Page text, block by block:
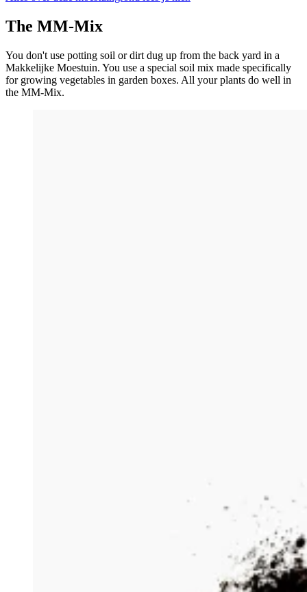
The MM-Mix
You don't use potting soil or dirt dug up from the back yard in a
Makkelijke Moestuin. You use a special soil mix made specifically
for growing vegetables in garden boxes. All your plants do well in
the MM-Mix.